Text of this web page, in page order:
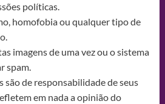
políticas.
homofobia ou qualquer tipo de
imagens de uma vez ou o sistema
spam.
são de responsabilidade de seus
em nada a opinião do